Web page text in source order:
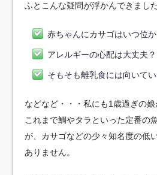
ふとこんな疑問が浮かんできました
赤ちゃんにカサゴはいつ位か
アレルギーの心配は大丈夫？
そもそも離乳食には向いてい
などなど・・・私にも1歳過ぎの娘
これまで鯛やタラといった定番の
が、カサゴなどの少々知名度の低
ありません。